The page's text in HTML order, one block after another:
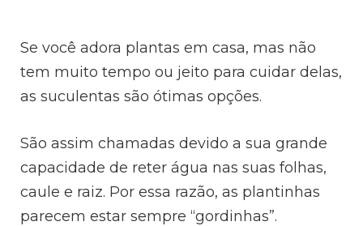
Se você adora plantas em casa, mas não
tem muito tempo ou jeito para cuidar delas,
as suculentas são ótimas opções.
São assim chamadas devido a sua grande
capacidade de reter água nas suas folhas,
caule e raiz. Por essa razão, as plantinhas
parecem estar sempre “gordinhas”.